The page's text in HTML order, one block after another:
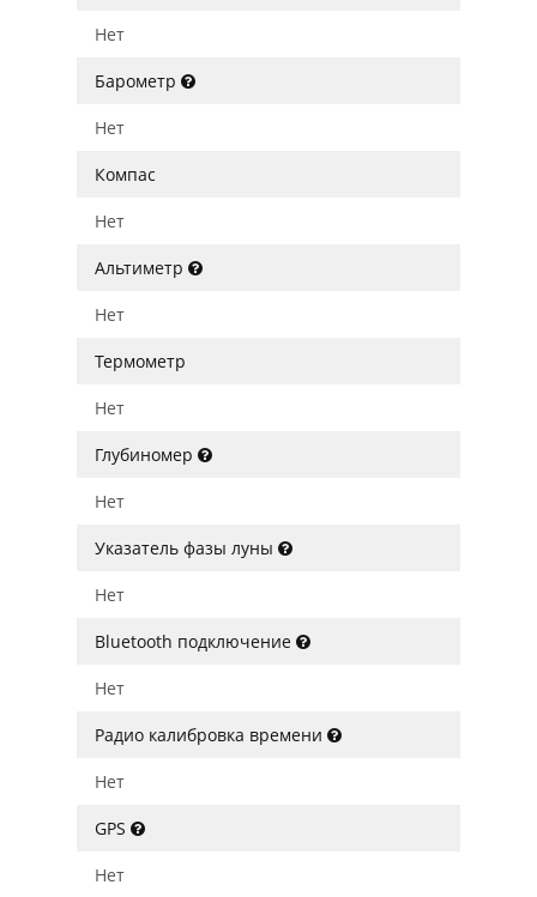
Нет
Барометр
Нет
Компас
Нет
Альтиметр
Нет
Термометр
Нет
Глубиномер
Нет
Указатель фазы луны
Нет
Bluetooth подключение
Нет
Радио калибровка времени
Нет
GPS
Нет